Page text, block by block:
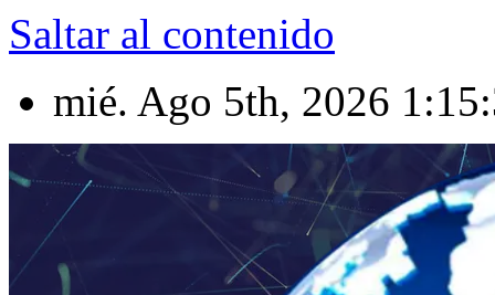
Saltar al contenido
mié. Ago 5th, 2026